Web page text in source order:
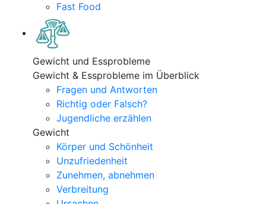
Fast Food
Gewicht und Essprobleme
Gewicht & Essprobleme im Überblick
Fragen und Antworten
Richtig oder Falsch?
Jugendliche erzählen
Gewicht
Körper und Schönheit
Unzufriedenheit
Zunehmen, abnehmen
Verbreitung